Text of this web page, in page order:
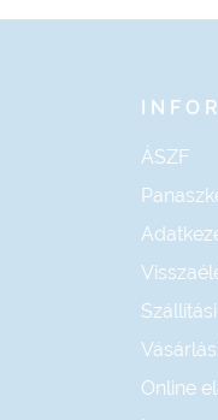
ÁSZF
Online